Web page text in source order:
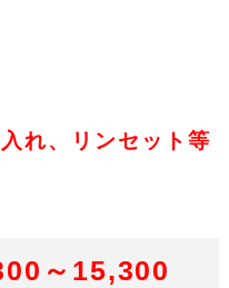
れ、リンセット等
～15,300